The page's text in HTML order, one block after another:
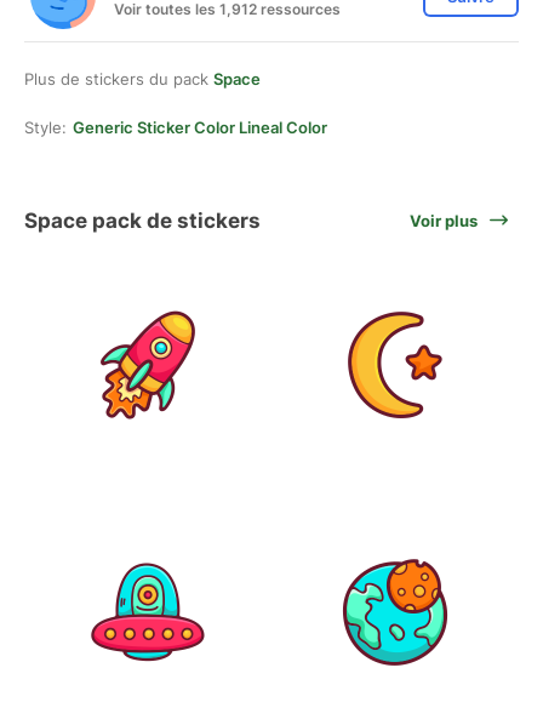
Voir toutes les 1,912 ressources
Plus de stickers du pack Space
Style: Generic Sticker Color Lineal Color
Space pack de stickers Voir plus